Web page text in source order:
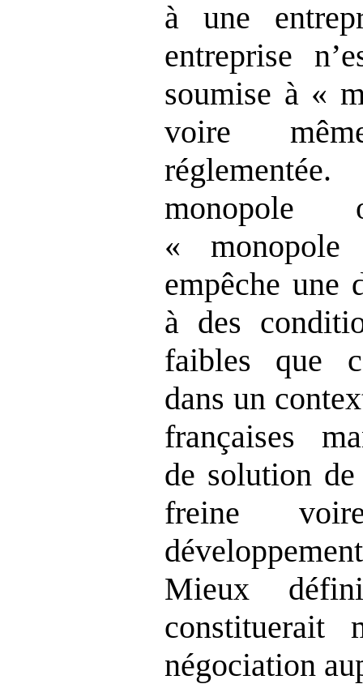
à une
entreprise
soumise à «
voire
«
empêche une
à des
faibles que
dans un
françaises
de solution
freine
Mieux
négociation